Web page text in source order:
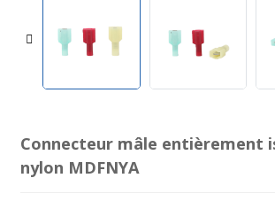
Connecteur mâle entièrement
nylon MDFNYA